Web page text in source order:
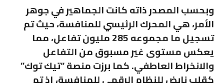
وبحسب المصدر ذاته كانت الجماهير في جوهر
الأمر، هي المحرك الرئيسي للمنافسة، حيث تم
تسجيل ما مجموعه 285 مليون تفاعل، مما
يعكس مستوى غير مسبوق من التفاعل
والانخراط العاطفي. كما برزت منصة “تيك توك”
كقلب نابض للنظام الرقمي للمنافسة، إذ تم